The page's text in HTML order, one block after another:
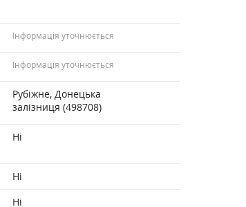
Інформація уточнюється
Інформація уточнюється
Рубіжне, Донецька
залізниця (498708)
Ні
Ні
Ні